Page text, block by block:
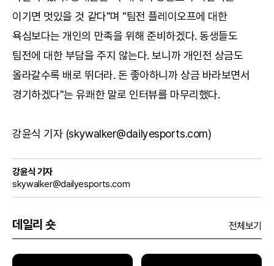
이기면 멋있을 것 같다"며 "팀전 플레이오프에 대한
욕심보다는 개인의 만족을 위해 준비하겠다. 동생들도
팀전에 대한 부담을 주지 않는다. 보니까 개인전 상금도
올라갈수록 배로 뛰더라. 돈 좋아하니까 상금 바라보면서
경기하겠다"는 유쾌한 말로 인터뷰를 마무리했다.
강윤식 기자 (skywalker@dailyesports.com)
강윤식 기자
skywalker@dailyesports.com
데일리 숏 전체보기